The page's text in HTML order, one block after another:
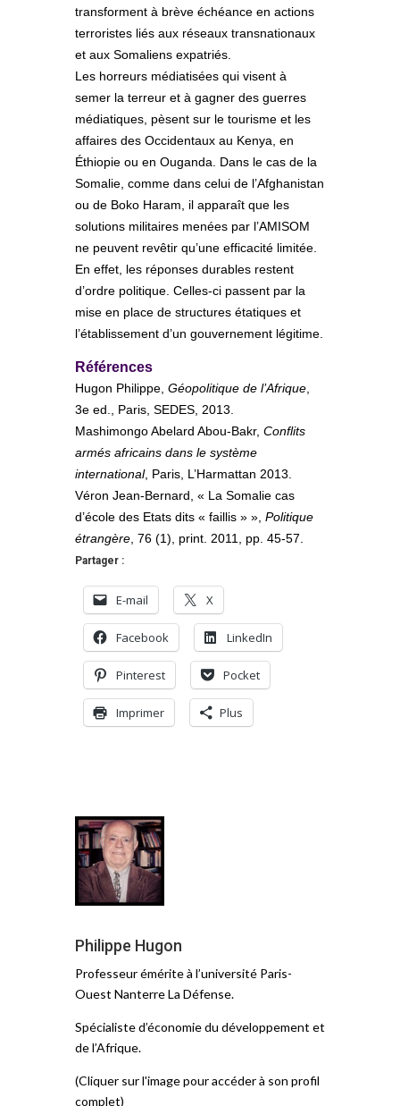
transforment à brève échéance en actions
terroristes liés aux réseaux transnationaux
et aux Somaliens expatriés.
Les horreurs médiatisées qui visent à
semer la terreur et à gagner des guerres
médiatiques, pèsent sur le tourisme et les
affaires des Occidentaux au Kenya, en
Éthiopie ou en Ouganda. Dans le cas de la
Somalie, comme dans celui de l’Afghanistan
ou de Boko Haram, il apparaît que les
solutions militaires menées par l’AMISOM
ne peuvent revêtir qu’une efficacité limitée.
En effet, les réponses durables restent
d’ordre politique. Celles-ci passent par la
mise en place de structures étatiques et
l’établissement d’un gouvernement légitime.
Références
Hugon Philippe, Géopolitique de l’Afrique
3e ed., Paris, SEDES, 2013.
Mashimongo Abelard Abou-Bakr, Conflits
armés africains dans le système
international, Paris, L’Harmattan 2013.
Véron Jean-Bernard, « La Somalie cas
d’école des Etats dits « faillis » », Politique
étrangère , 76 (1), print. 2011, pp. 45-57.
Partager :
E-mail X
Facebook LinkedIn
Pinterest Pocket
Imprimer Plus
Philippe Hugon
Professeur émérite à l’université Paris-
Ouest Nanterre La Défense.
Spécialiste d’économie du développement et
de l’Afrique.
(Cliquer sur l'image pour accéder à son profil
complet)